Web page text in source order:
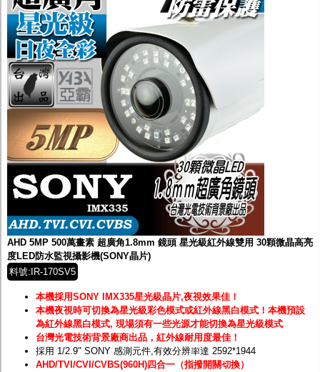
AHD 5MP 500萬畫素 超廣角1.8mm 鏡頭 星光級紅外線雙用 30顆微晶高亮
度LED防水監視攝影機(SONY晶片)
料號:IR-170SV5
本機採用SONY IMX335星光級晶片,夜視效果佳！
本機夜視時可切換為星光級彩色模式或紅外線黑白模式！ 本機預設
為紅外線黑白模式, 現場須有一些光源才能切換為星光級模式
台灣光電技術背景廠商出品，紅外線耐用度最佳！
採用 1/2.9" SONY 感測元件,有效分辨率達 2592*1944
AHD/TVI/CVI/CVBS(960H)四合一（指撥開關切換）